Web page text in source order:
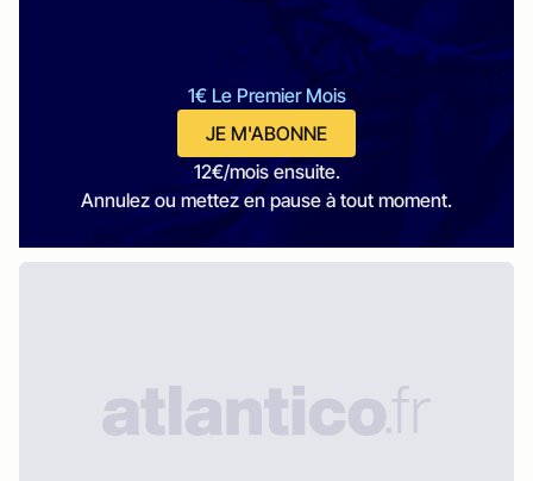
1€ Le Premier Mois
JE M'ABONNE
12€/mois ensuite.
Annulez ou mettez en pause à tout moment.